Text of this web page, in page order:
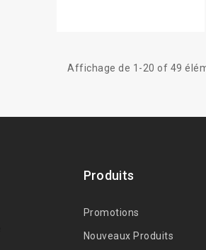
Affichage de 1-20 of 49
Produits
Promotions
Nouveaux Produits